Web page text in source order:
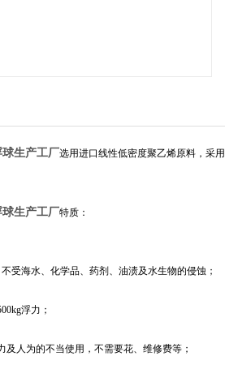
生产工厂选用进口线性低密度聚乙烯原料，采
生产工厂特质：
受海水、化学品、药剂、油渍及水生物的侵蚀；
浮力；
人为的不当使用，不需要花、维修费等；